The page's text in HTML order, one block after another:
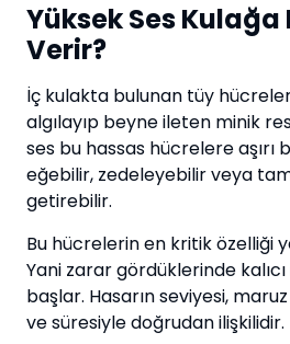
Yüksek Ses Kulağa
Verir?
İç kulakta bulunan tüy
algılayıp beyne ileten minik
ses bu hassas hücrelere aşırı
eğebilir, zedeleyebilir veya
getirebilir.
Bu hücrelerin en kritik özelliği
Yani zarar gördüklerinde
başlar. Hasarın seviyesi,
ve süresiyle doğrudan ilişkilidir.